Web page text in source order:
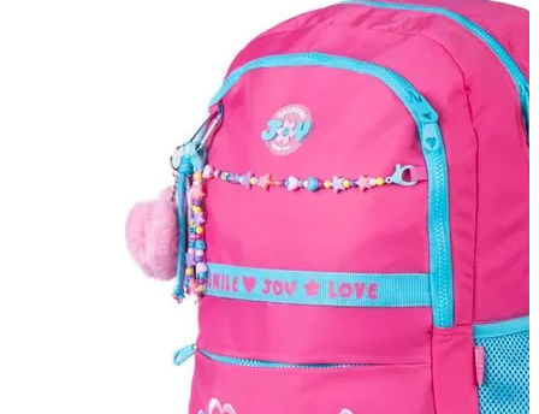
Malas Com Desconto
Últimas unidades
Kits Escolares Com Desconto
Mala de bordo (8 a 10 kg)
Mala Pequena (10 kg)
Mala Média (23 kg)
Mala Grande (32 kg)
Conjunto de Malas
Bolsa de Viagem
ABS
Polipropileno
Policarbonato
Tecido
Para Levar à Bordo
Para Despachar